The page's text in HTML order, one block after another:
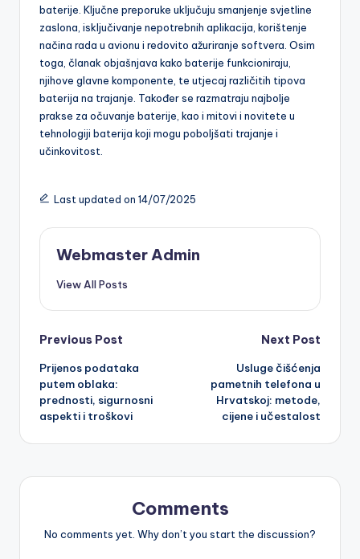
baterije. Ključne preporuke uključuju smanjenje svjetline
zaslona, isključivanje nepotrebnih aplikacija, korištenje
načina rada u avionu i redovito ažuriranje softvera. Osim
toga, članak objašnjava kako baterije funkcioniraju,
njihove glavne komponente, te utjecaj različitih tipova
baterija na trajanje. Također se razmatraju najbolje
prakse za očuvanje baterije, kao i mitovi i novitete u
tehnologiji baterija koji mogu poboljšati trajanje i
učinkovitost.
Last updated on 14/07/2025
Webmaster Admin
View All Posts
Post
navigation
Previous Post
Prijenos podataka
putem oblaka:
prednosti, sigurnosni
aspekti i troškovi
Next Post
Usluge čišćenja
pametnih telefona u
Hrvatskoj: metode,
cijene i učestalost
Comments
No comments yet. Why don’t you start the discussion?